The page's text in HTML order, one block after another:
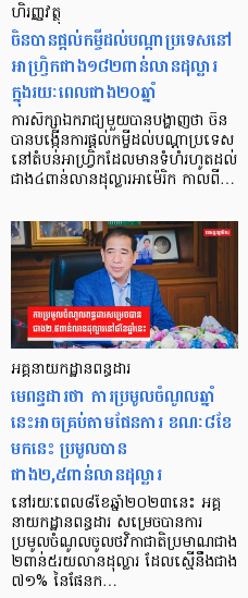
ហិរញ្ញវត្ថុ
ចិនបានផ្តល់កម្ចីដល់បណ្តាប្រទេសនៅ
អាហ្វ្រិកជាង១៨២ពាន់លានដុល្លារ
ក្នុងរយៈពេលជាង២០ឆ្នាំ
ការសិក្សាឯករាជ្យមួយបានបង្ហាញថា ចិន
បានបង្កើនការផ្តល់កម្ចីដល់បណ្ដាប្រទេស
នៅតំបន់អាហ្វ្រិកដែលមានទំហំរហូតដល់
ជាង៤ពាន់លានដុល្លារអាម៉េរិក កាលពី…
អគ្គនាយកដ្ឋានពន្ធដារ
មេពន្ធដារថា ការប្រមូលចំណូលឆ្នាំ
នេះអាចគ្រប់តាមផែនការ ខណៈ៨ខែ
មកនេះ ប្រមូលបាន
ជាង២,៥ពាន់លានដុល្លារ
នៅរយៈពេល៨ខែឆ្នាំ២០២៣នេះ អគ្គ
នាយកដ្ឋានពន្ធដារ សម្រេចបានការ
ប្រមូលចំណូលចូលថវិកាជាតិប្រមាណជាង
២ពាន់៥រយលានដុល្លារ ដែលស្មើនឹងជាង
៧១% នៃផែនក…